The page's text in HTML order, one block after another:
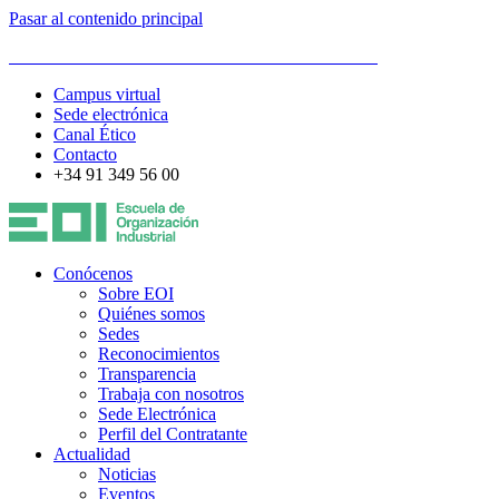
Pasar al contenido principal
Campus virtual
Sede electrónica
Canal Ético
Contacto
+34 91 349 56 00
Conócenos
Sobre EOI
Quiénes somos
Sedes
Reconocimientos
Transparencia
Trabaja con nosotros
Sede Electrónica
Perfil del Contratante
Actualidad
Noticias
Eventos